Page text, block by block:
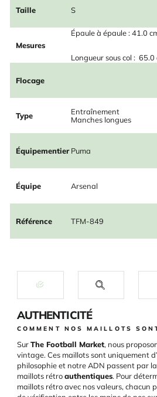
Taille S
Mesures
Épaule à épaule : 41.0
Longueur sous col : 65.0
Flocage
Type
Entraînement
Manches longues
Équipementier Puma
Équipe Arsenal
Référence TFM-849
AUTHENTICITÉ
COMMENT NOS MAILLOTS
SurThe Football Market, nous
vintage. Ces maillots sont uniquement
philosophie et notre ADN passent par
maillots rétroauthentiques. Pour
maillots rétro avec nos valeurs, chacun